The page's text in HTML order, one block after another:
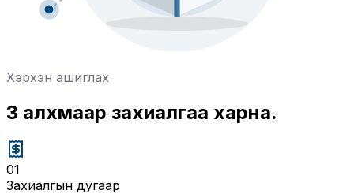
Хэрхэн ашиглах
3 алхмаар захиалгаа харна.
01
Захиалгын дугаар